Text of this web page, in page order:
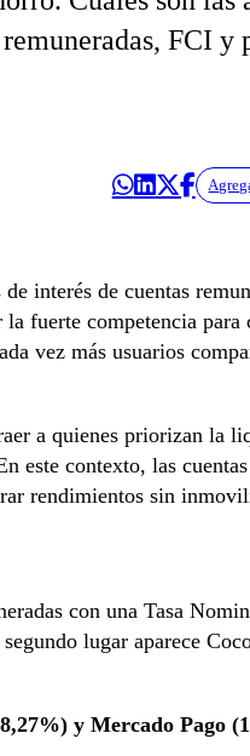
FCI y
interés de cuentas
fuerte competencia para
vez más usuarios
a quienes priorizan la
este contexto, las cuentas
rendimientos sin
con una Tasa
lugar aparece
y Mercado Pago